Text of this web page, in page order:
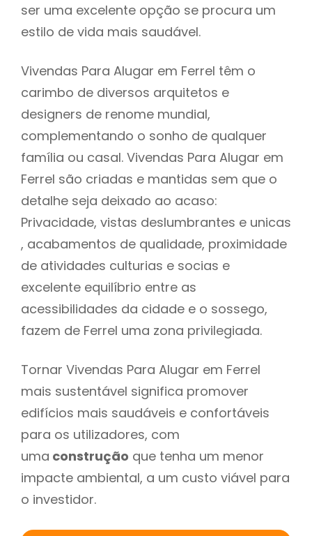
ser uma excelente opção se procura um
estilo de vida mais saudável.
Vivendas Para Alugar em Ferrel têm o
carimbo de diversos arquitetos e
designers de renome mundial,
complementando o sonho de qualquer
família ou casal. Vivendas Para Alugar em
Ferrel são criadas e mantidas sem que o
detalhe seja deixado ao acaso:
Privacidade, vistas deslumbrantes e unicas
, acabamentos de qualidade, proximidade
de atividades culturias e socias e
excelente equilíbrio entre as
acessibilidades da cidade e o sossego,
fazem de Ferrel uma zona privilegiada.
Tornar Vivendas Para Alugar em Ferrel
mais sustentável significa promover
edifícios mais saudáveis e confortáveis
para os utilizadores, com
uma construção que tenha um menor
impacte ambiental, a um custo viável para
o investidor.